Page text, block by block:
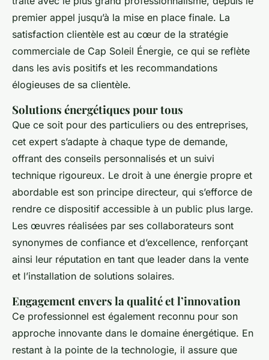
premier appel jusqu’à la mise en place finale. La
satisfaction clientèle est au cœur de la stratégie
commerciale de Cap Soleil Énergie, ce qui se reflète
dans les avis positifs et les recommandations
élogieuses de sa clientèle.
Solutions énergétiques pour tous
Que ce soit pour des particuliers ou des entreprises,
cet expert s’adapte à chaque type de demande,
offrant des conseils personnalisés et un suivi
technique rigoureux. Le droit à une énergie propre et
abordable est son principe directeur, qui s’efforce de
rendre ce dispositif accessible à un public plus large.
Les œuvres réalisées par ses collaborateurs sont
synonymes de confiance et d’excellence, renforçant
ainsi leur réputation en tant que leader dans la vente
et l’installation de solutions solaires.
Engagement envers la qualité et l’innovation
Ce professionnel est également reconnu pour son
approche innovante dans le domaine énergétique. En
restant à la pointe de la technologie, il assure que